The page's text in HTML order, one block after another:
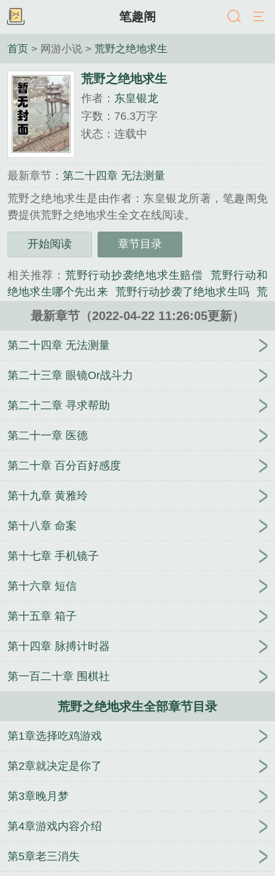
笔趣阁
首页 > 网游小说 > 荒野之绝地求生
荒野之绝地求生
作者： 东皇银龙
字数：76.3万字
状态：连载中
最新章节： 第二十四章 无法测量
荒野之绝地求生是由作者：东皇银龙所著，笔趣阁免
费提供荒野之绝地求生全文在线阅读。
三秒记住本站：笔趣阁 网址：www.5du5.co...
《荒野之绝地求生》是东皇银龙精心创作的网游小说
开始阅读 章节目录
相关推荐： 荒野行动抄袭绝地求生赔偿
荒野行动和
绝地求生哪个先出来
荒野行动抄袭了绝地求生吗
荒
野行动跟绝地求生哪个先出 荒野绝地求生电影在线
观看免费
荒野绝地求生在线观看
绝地求生荒野大逃
杀
荒野绝地求生电影免费观看
绝地荒野求生刺激战
生
荒岛之绝地求生 荒野之绝地求生黄雅玲
荒野绝
游戏 绝地求生之荒野大乱斗
绝
生和荒野行动有什么区别
荒野
日记绝地求生攻略
和平精英 绝地求生 荒野行动
吃
鸡游戏荒野求生
荒野日记绝地求生
荒野之绝地求生
电影
绝地求生荒岛
荒野绝地求
绝地求生张山
荒野行动和绝地求生哪
野之绝地求生第54天
荒野
和绝地求生 荒野之绝地求生视频
绝地求生之荒野行
荒野绝地
求生以牧
荒野之绝地求生txt
律政佳人：早安，男神
大人！ 在修仙界撩汉的日子
爱情
堕落天使之
爱的羁绊 守护甜心之血沫泪痕
修
绝宠毒妃：魔帝，很傲娇 青风白露
变身本职漫
尊
道武神皇
最新章节（2022-04-22 11:26:05更新）
第二十四章 无法测量
第二十三章 眼镜Or战斗力
第二十二章 寻求帮助
第二十一章 医德
第二十章 百分百好感度
第十九章 黄雅玲
第十八章 命案
第十七章 手机镜子
第十六章 短信
第十五章 箱子
第十四章 脉搏计时器
第一百二十章 围棋社
荒野之绝地求生全部章节目录
第1章选择吃鸡游戏
第2章就决定是你了
第3章晚月梦
第4章游戏内容介绍
第5章老三消失